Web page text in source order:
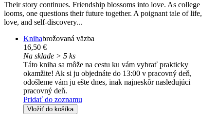
Their story continues. Friendship blossoms into love. As college
looms, one questions their future together. A poignant tale of life,
love, and self-discovery...
Knihabrožovaná väzba
16,50 €
Na sklade > 5 ks
Táto kniha sa môže na cestu ku vám vybrať prakticky
okamžite! Ak si ju objednáte do 13:00 v pracovný deň,
odošleme vám ju ešte dnes, inak najneskôr nasledujúci
pracovný deň.
Pridať do zoznamu
Vložiť do košíka